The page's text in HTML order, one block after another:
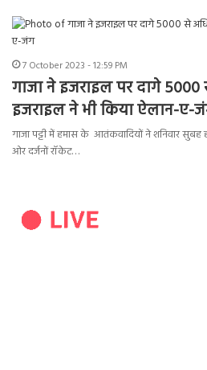
7 October 2023 - 12:59 PM
गाजा ने इजराइल पर दागे
इजराइल ने भी किया ऐलान-ए-
गाजा पट्टी में हमास के आतंकवादियों ने शनिवार सुबह
ओर दर्जनों रॉकेट…